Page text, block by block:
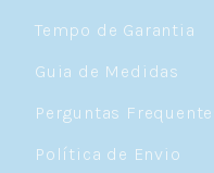
Tempo de Garantia
Guia de Medidas
Perguntas
Política de Envio